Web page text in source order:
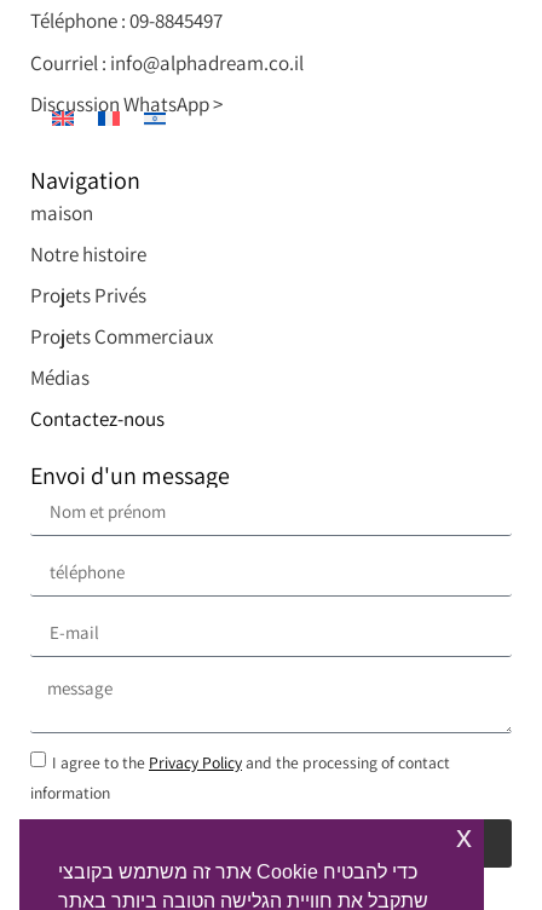
Téléphone : 09-8845497
Courriel : info@alphadream.co.il
Discussion WhatsApp >
Navigation
maison
Notre histoire
Projets Privés
Projets Commerciaux
Médias
Contactez-nous
Envoi d'un message
I agree to the Privacy Policyand the processing of contact
information
אתר זה משתמש בקובצי Cookie כדי להבטיח
שתקבל את חוויית הגלישה הטובה ביותר באתר
x